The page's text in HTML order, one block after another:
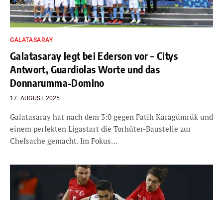
GALATASARAY
Galatasaray legt bei Ederson vor – Citys
Antwort, Guardiolas Worte und das
Donnarumma-Domino
17. AUGUST 2025
Galatasaray hat nach dem 3:0 gegen Fatih Karagümrük und
einem perfekten Ligastart die Torhüter-Baustelle zur
Chefsache gemacht. Im Fokus…